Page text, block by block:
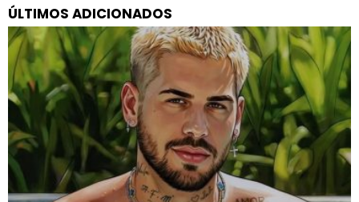
ÚLTIMOS ADICIONADOS